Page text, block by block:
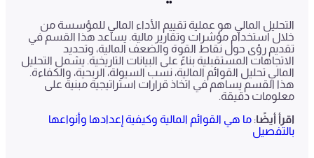
التحليل المالي هو عملية تقييم الأداء المالي للمؤسسة من
خلال استخدام مؤشرات وتقارير مالية. يساعد هذا القسم في
تقديم رؤى حول نقاط القوة والضعف المالية، وتحديد
الاتجاهات المستقبلية بناءً على البيانات التاريخية. يشمل التحليل
المالي تحليل القوائم المالية، نسب السيولة، الربحية، والكفاءة.
هذا القسم يساهم في اتخاذ قرارات استراتيجية مبنية على
معلومات دقيقة.
اقرأ أيضًا: ما هي القوائم المالية وكيفية إعدادها وأنواعها
بالتفصيل